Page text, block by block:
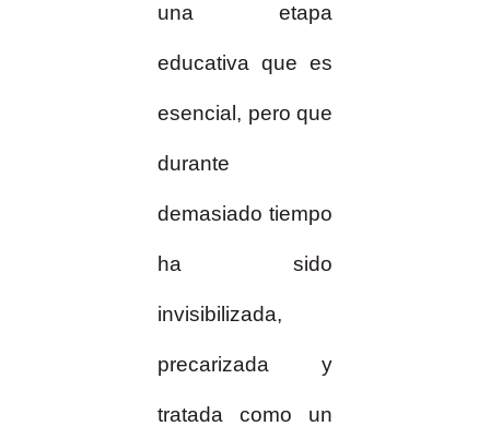
una etapa
educativa que es
esencial, pero que
durante
demasiado tiempo
ha sido
invisibilizada,
precarizada y
tratada como un